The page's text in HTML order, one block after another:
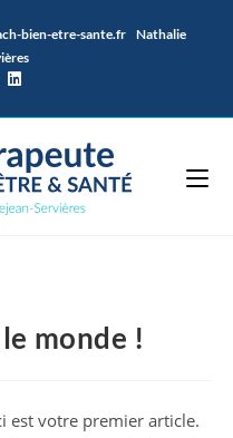
bien-etre-sante.fr Nathalie
monde !
est votre premier article.